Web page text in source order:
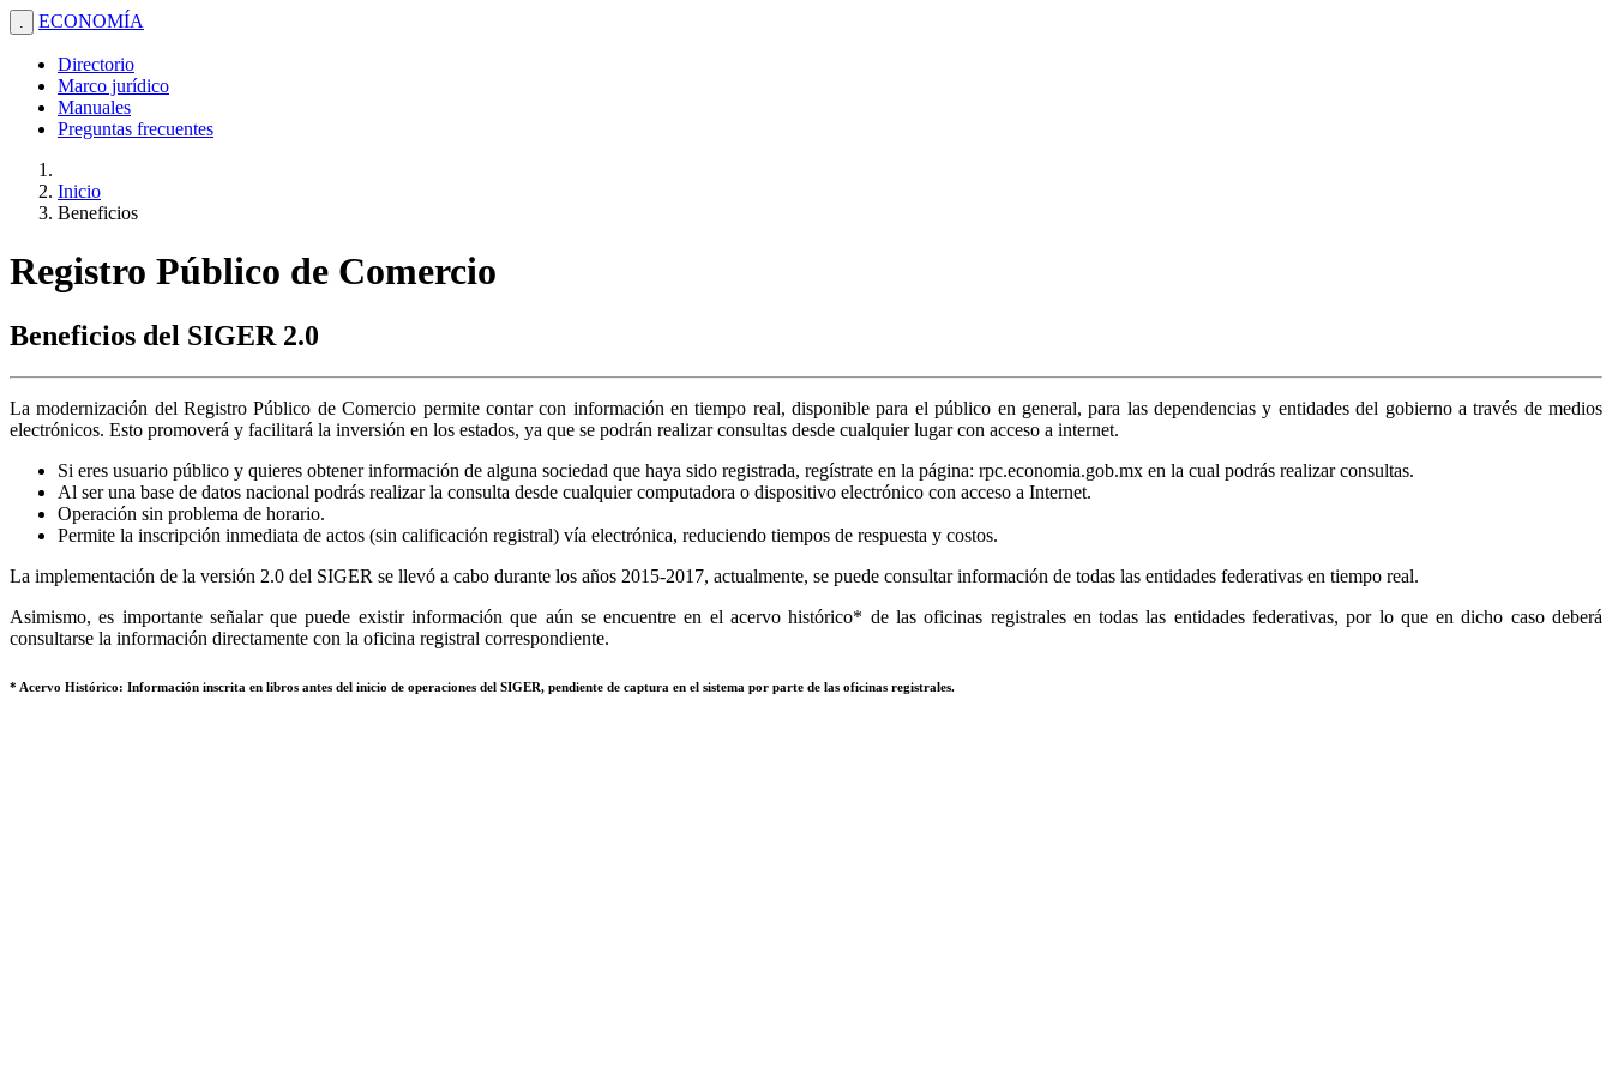
. ECONOMÍA
Directorio
Marco jurídico
Manuales
Preguntas frecuentes
Inicio
Beneficios
Registro Público de Comercio
Beneficios del SIGER 2.0
La modernización del Registro Público de Comercio permite contar con información en tiempo real, disponible para el público en general, para las dependencias y entidades del gobierno a través de medios
electrónicos. Esto promoverá y facilitará la inversión en los estados, ya que se podrán realizar consultas desde cualquier lugar con acceso a internet.
Si eres usuario público y quieres obtener información de alguna sociedad que haya sido registrada, regístrate en la página: rpc.economia.gob.mx en la cual podrás realizar consultas.
Al ser una base de datos nacional podrás realizar la consulta desde cualquier computadora o dispositivo electrónico con acceso a Internet.
Operación sin problema de horario.
Permite la inscripción inmediata de actos (sin calificación registral) vía electrónica, reduciendo tiempos de respuesta y costos.
La implementación de la versión 2.0 del SIGER se llevó a cabo durante los años 2015-2017, actualmente, se puede consultar información de todas las entidades federativas en tiempo real.
Asimismo, es importante señalar que puede existir información que aún se encuentre en el acervo histórico* de las oficinas registrales en todas las entidades federativas, por lo que en dicho caso deberá
consultarse la información directamente con la oficina registral correspondiente.
* Acervo Histórico: Información inscrita en libros antes del inicio de operaciones del SIGER, pendiente de captura en el sistema por parte de las oficinas registrales.